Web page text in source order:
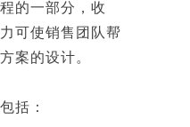
的一部分，收
可使销售团队帮
案的设计。
括：